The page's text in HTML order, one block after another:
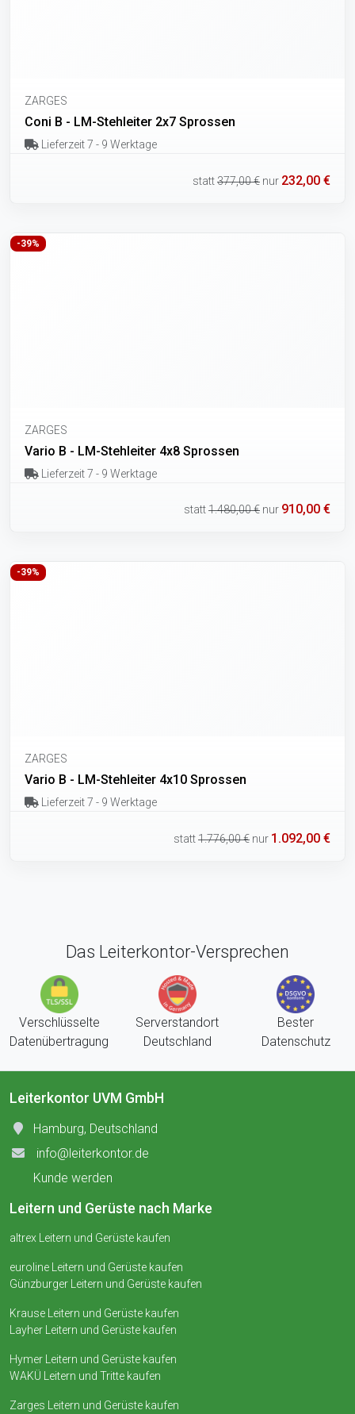
ZARGES
Coni B - LM-Stehleiter 2x7 Sprossen
Lieferzeit 7 - 9 Werktage
statt377,00 € nur 232,00 €
-39%
ZARGES
Vario B - LM-Stehleiter 4x8 Sprossen
Lieferzeit 7 - 9 Werktage
statt1.480,00 € nur 910,00 €
-39%
ZARGES
Vario B - LM-Stehleiter 4x10 Sprossen
Lieferzeit 7 - 9 Werktage
statt1.776,00 € nur 1.092,00 €
Das Leiterkontor-Versprechen
Verschlüsselte
Datenübertragung
Serverstandort
Deutschland
Bester
Datenschutz
Leiterkontor UVM GmbH
Hamburg, Deutschland
info@leiterkontor.de
Kunde werden
Leitern und Gerüste nach Marke
altrex Leitern und Gerüste kaufen
euroline Leitern und Gerüste kaufen
Günzburger Leitern und Gerüste kaufen
Krause Leitern und Gerüste kaufen
Layher Leitern und Gerüste kaufen
Hymer Leitern und Gerüste kaufen
WAKÜ Leitern und Tritte kaufen
Zarges Leitern und Gerüste kaufen